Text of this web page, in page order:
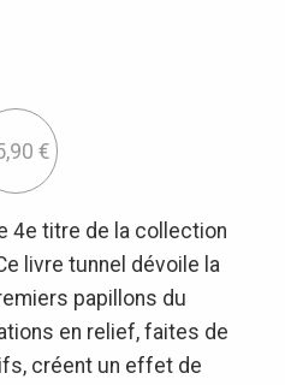
€
4e titre de la collection
livre tunnel dévoile la
papillons du
en relief, faites de
créent un effet de